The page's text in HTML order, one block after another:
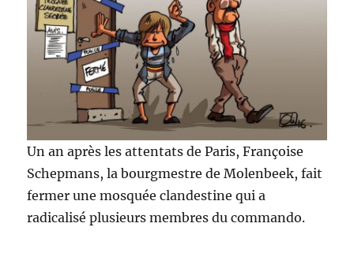
Un an après les attentats de Paris, Françoise
Schepmans, la bourgmestre de Molenbeek, fait
fermer une mosquée clandestine qui a
radicalisé plusieurs membres du commando.